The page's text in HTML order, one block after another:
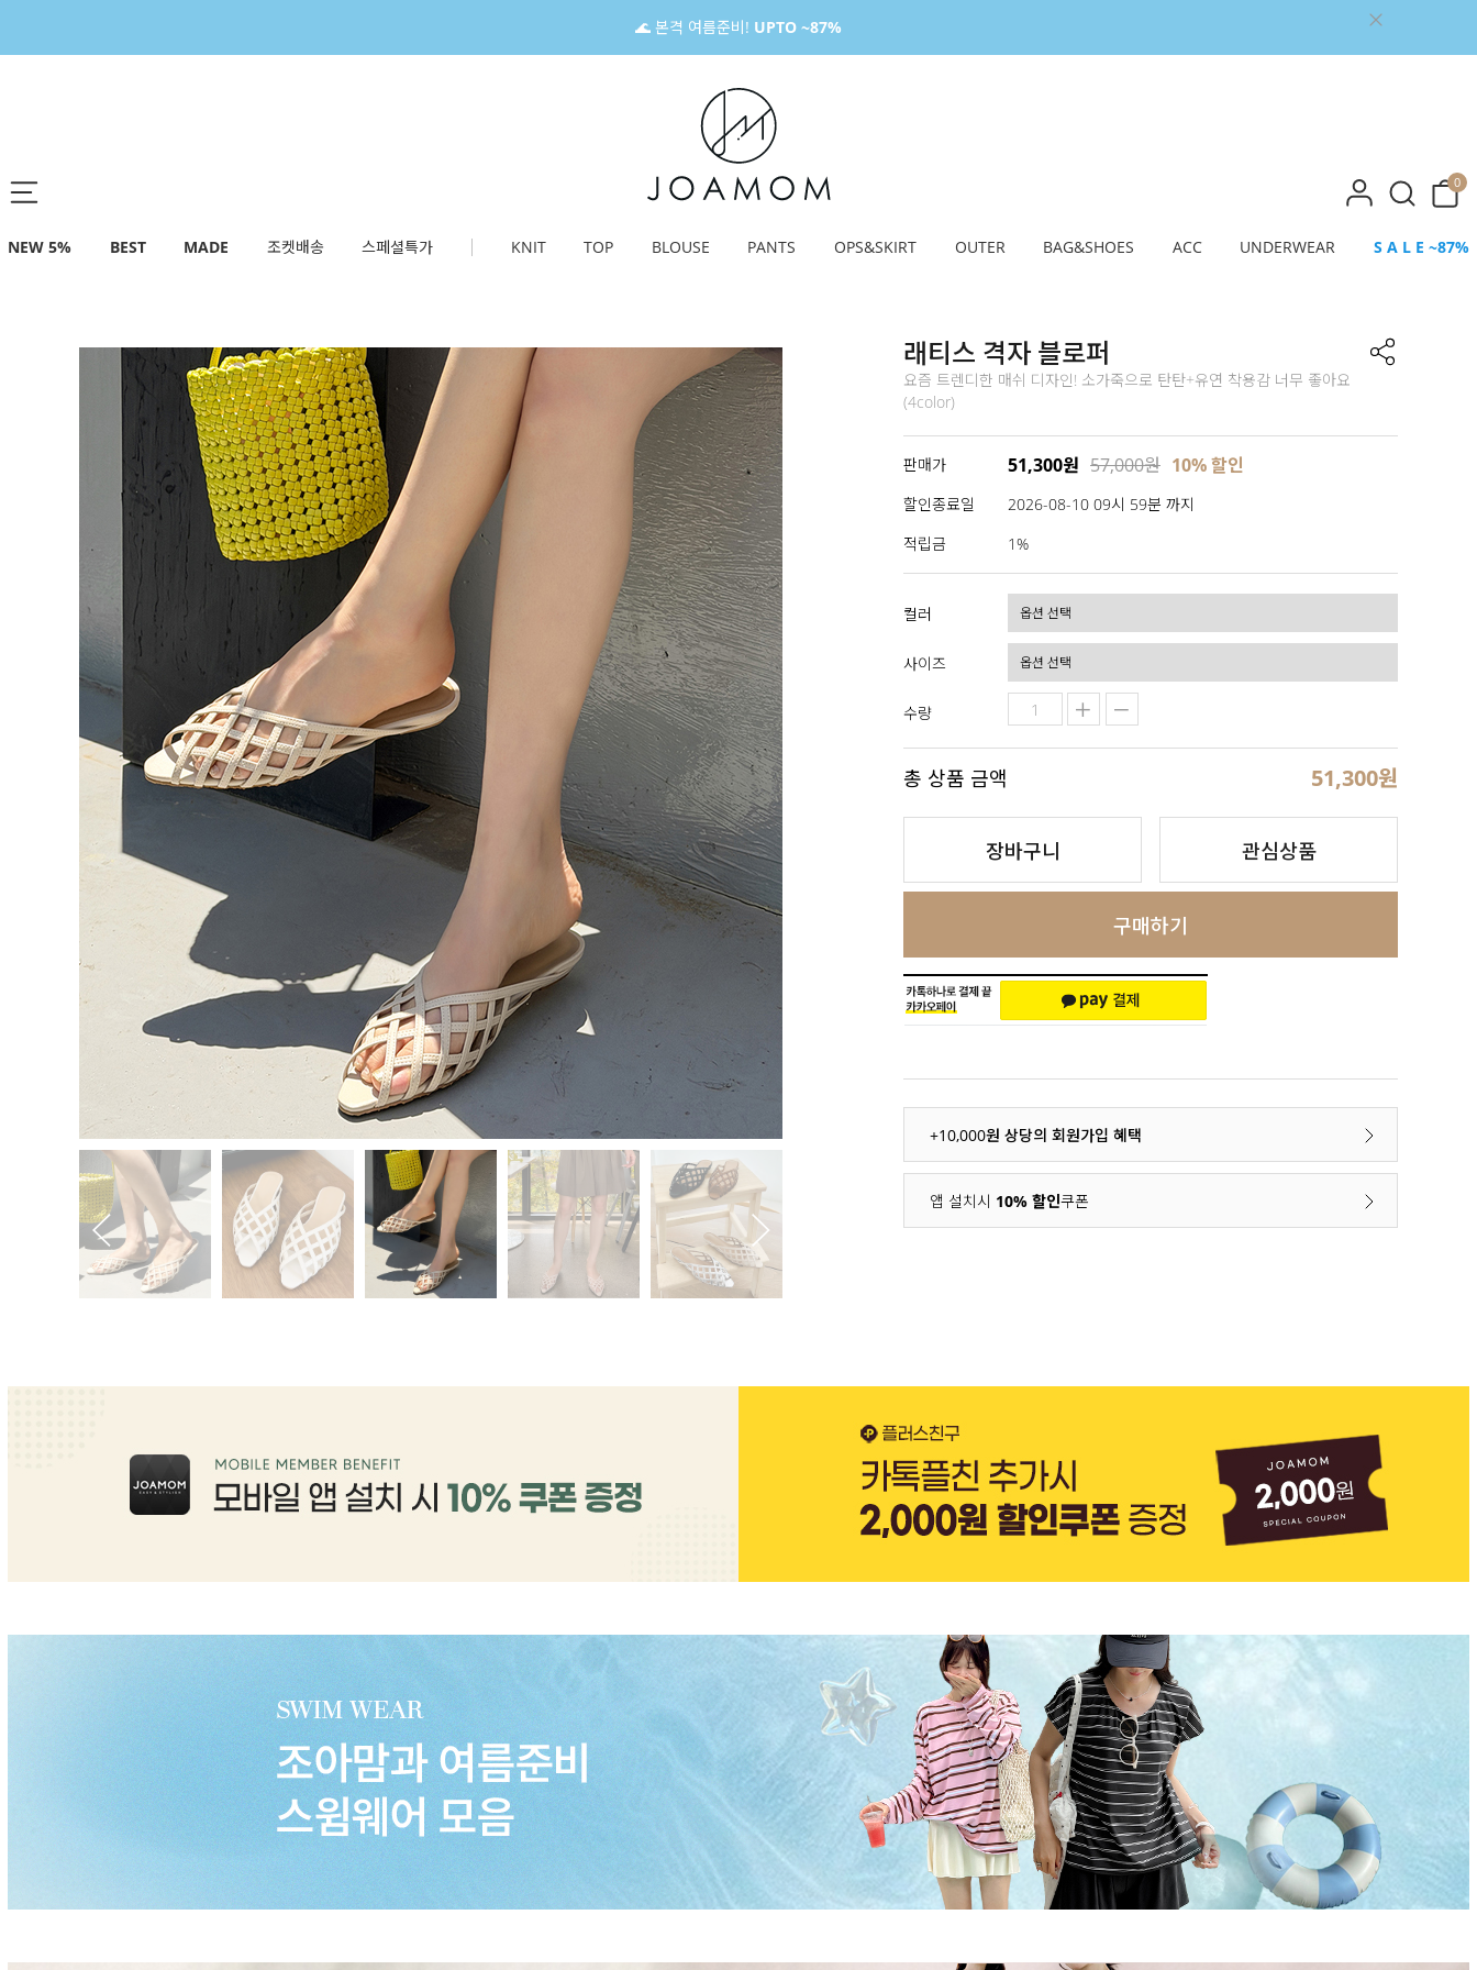
🌊 본격 여름준비! UPTO ~87%
0
NEW 5% BEST MADE 조켓배송 스페셜특가 KNIT TOP BLOUSE PANTS OPS&SKIRT OUTER BAG&SHOES ACC UNDERWEAR S A L E ~87%
래티스 격자 블로퍼
요즘 트렌디한 매쉬 디자인! 소가죽으로 탄탄+유연 착용감 너무 좋아요
(4color)
판매가 51,300원 57,000원 10% 할인
할인종료일
2026-08-10 09시 59분 까지
적립금
1%
컬러
사이즈
수량
총 상품 금액 51,300원
장바구니 관심상품
구매하기
+10,000원 상당의 회원가입 혜택
앱 설치시 10% 할인쿠폰